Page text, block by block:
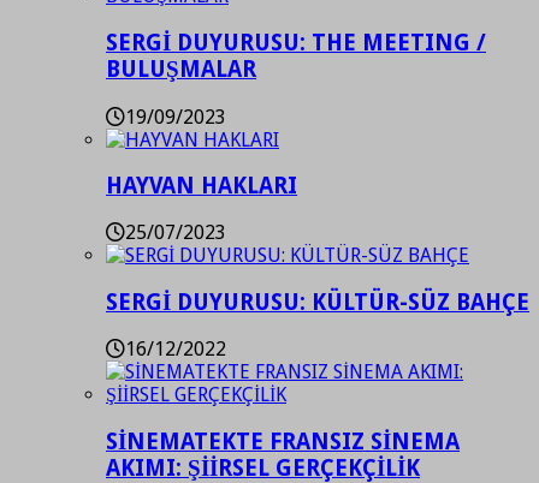
SERGİ DUYURUSU: THE MEETING /
BULUŞMALAR
19/09/2023
HAYVAN HAKLARI
25/07/2023
SERGİ DUYURUSU: KÜLTÜR-SÜZ BAHÇE
16/12/2022
SİNEMATEKTE FRANSIZ SİNEMA
AKIMI: ŞİİRSEL GERÇEKÇİLİK